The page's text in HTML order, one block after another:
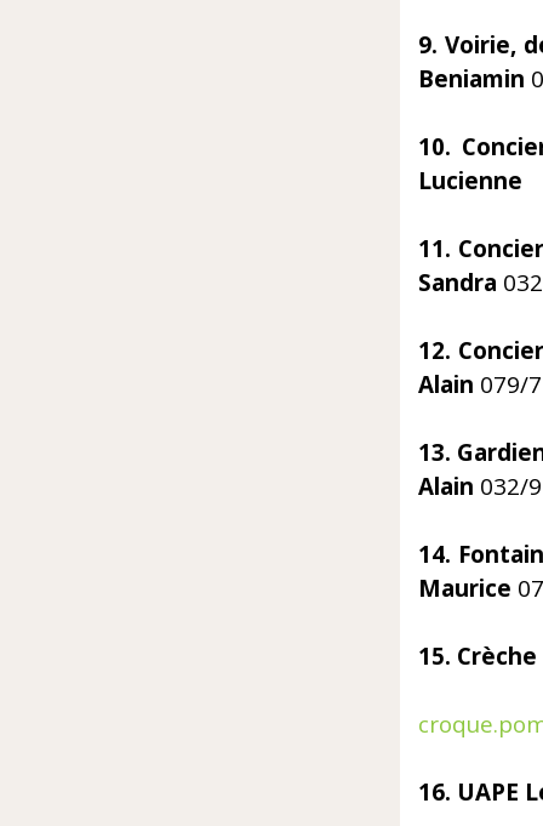
9.
Beniamin
10.
11.
Sandra
12.
Alain 079/
13.
Alain 032/
14.
Maurice
15.
16. UAPE